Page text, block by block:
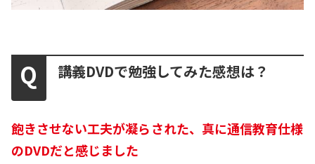
講義DVDで勉強してみた感想は？
飽きさせない工夫が凝らされた、真に通信教育仕様
のDVDだと感じました